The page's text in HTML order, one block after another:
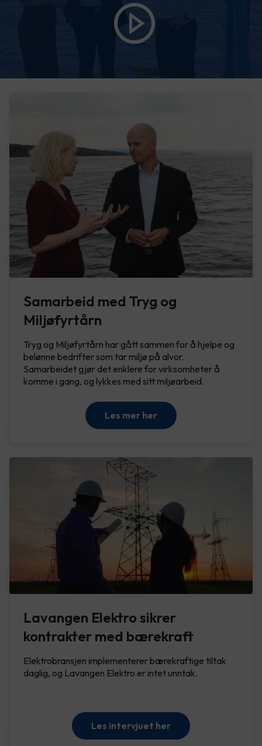
Samarbeid med Tryg og
Miljøfyrtårn
Tryg og Miljøfyrtårn har gått sammen for å hjelpe og
belønne bedrifter som tar miljø på alvor.
Samarbeidet gjør det enklere for virksomheter å
komme i gang, og lykkes med sitt miljøarbeid.
Les mer her
Lavangen Elektro sikrer
kontrakter med bærekraft
Elektrobransjen implementerer bærekraftige tiltak
daglig, og Lavangen Elektro er intet unntak.
Les intervjuet her